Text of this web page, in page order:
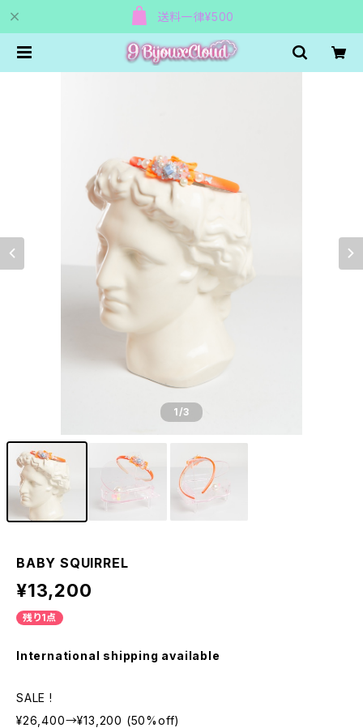
送料一律¥500
1/3
BABY SQUIRREL
¥13,200
残り1点
International shipping available
SALE !
¥26,400→¥13,200 (50%off)